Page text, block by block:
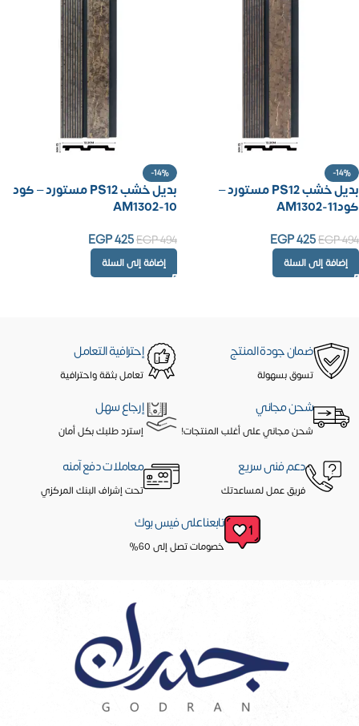
-14%
بديل خشب PS12 مستورد –
كودAM1302-11
EGP494
EGP425
إضافة إلى السلة
-14%
بديل خشب PS12 مستورد – كود
AM1302-10
EGP494
EGP425
إضافة إلى السلة
ضمان جودة المنتج
تسوق بسهولة
إحترافية التعامل
تعامل بثقة واحترافية
شحن مجاني
شحن مجاني على أغلب المنتجات!
إرجاع سهل
إسترد طلبك بكل أمان
دعم فنى سريع
فريق عمل لمساعدتك
معاملات دفع آمنه
تحت إشراف البنك المركزي
تابعنا على فيس بوك
خصومات تصل إلى 60%